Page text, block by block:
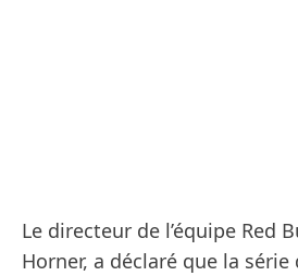
Le directeur de l’équipe Red
Horner, a déclaré que la